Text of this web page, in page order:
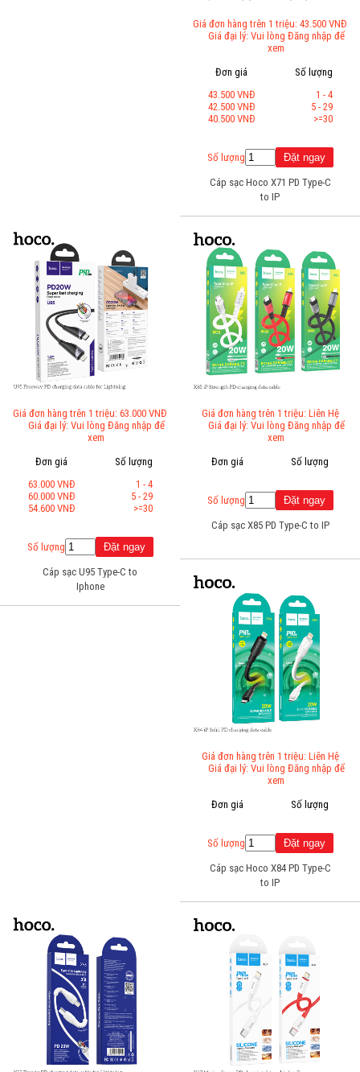
Giá đơn hàng trên 1 triệu: 43.500 VNĐ
Giá đại lý: Vui lòng Đăng nhập để
xem
Đơn giá
43.500 VNĐ
42.500 VNĐ
40.500 VNĐ
Số lượng
1 - 4
5 - 29
>=30
Số lượng
Cáp sạc Hoco X71 PD Type-C
to IP
Giá đơn hàng trên 1 triệu: 63.000 VNĐ
Giá đại lý: Vui lòng Đăng nhập để
xem
Đơn giá
63.000 VNĐ
60.000 VNĐ
54.600 VNĐ
Số lượng
1 - 4
5 - 29
>=30
Số lượng
Cáp sạc U95 Type-C to
Iphone
Giá đơn hàng trên 1 triệu: Liên Hệ
Giá đại lý: Vui lòng Đăng nhập để
xem
Đơn giá
Số lượng
Số lượng
Cáp sạc X85 PD Type-C to IP
Giá đơn hàng trên 1 triệu: Liên Hệ
Giá đại lý: Vui lòng Đăng nhập để
xem
Đơn giá
Số lượng
Số lượng
Cáp sạc Hoco X84 PD Type-C
to IP